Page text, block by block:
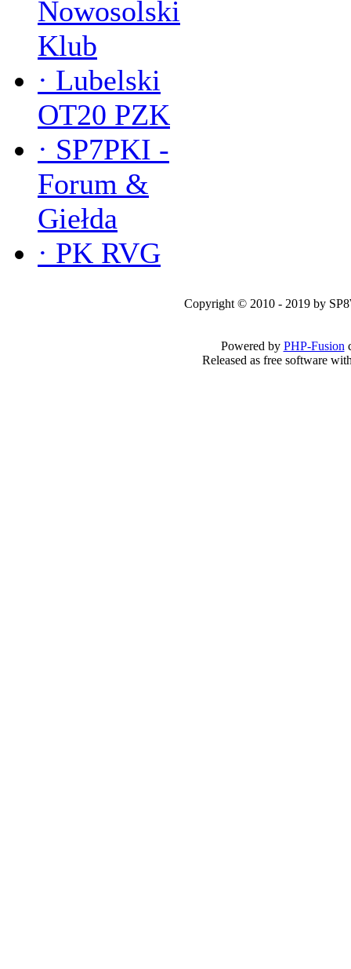
Nowosolski
Klub
· Lubelski
OT20 PZK
· SP7PKI -
Forum &
Giełda
· PK RVG
Copyright © 2010 - 2019 by
Powered by PHP-Fusion
Released as free software